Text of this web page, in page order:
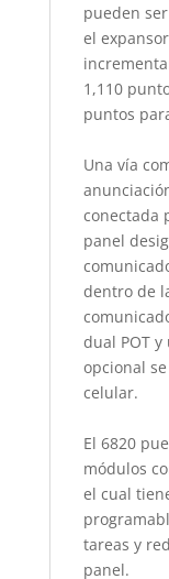
pueden
el
1,110
puntos
Una vía
conectada
panel
dentro de
dual POT
opcional
celular.
El 6820
módulos
el cual
tareas y
panel.